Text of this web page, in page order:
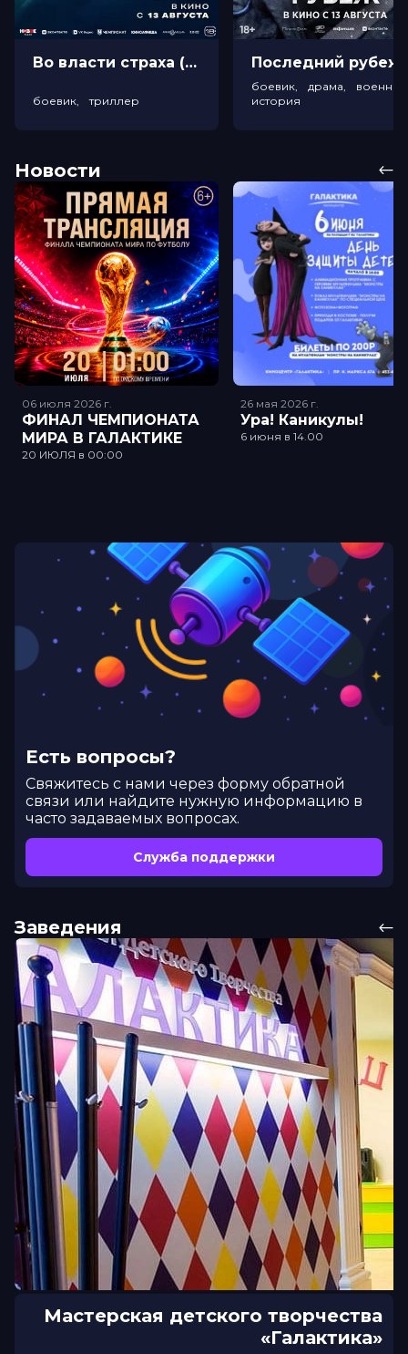
Во власти страха (18+)
боевик, триллер
боевик, драма,
история
Новости
06 июля 2026 г.
ФИНАЛ ЧЕМПИОНАТА
МИРА В ГАЛАКТИКЕ
20 ИЮЛЯ в 00:00
26 мая 2026 г.
Ура! Каникулы!
6 июня в 14.00
Есть вопросы?
Cвяжитесь с нами через форму обратной
связи или найдите нужную информацию в
часто задаваемых вопросах.
Служба поддержки
Заведения
Мастерская детского творчества
«Галактика»